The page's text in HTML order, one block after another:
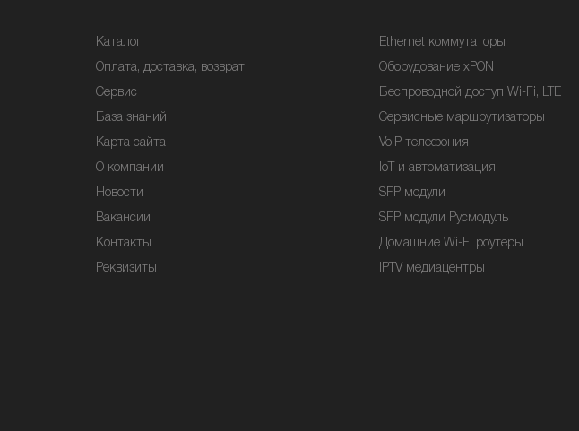
Каталог
Оплата, доставка, возврат
Сервис
База знаний
Карта сайта
О компании
Новости
Вакансии
Контакты
Реквизиты
Ethernet коммутаторы
Оборудование xPON
Беспроводной доступ Wi-Fi, LTE
Сервисные маршрутизаторы
VoIP телефония
IoT и автоматизация
SFP модули
SFP модули Русмодуль
Домашние Wi-Fi роутеры
IPTV медиацентры